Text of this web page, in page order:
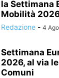
la Settimana
Mobilità
Redazione - 4
Settimana
2026, al via
Comuni